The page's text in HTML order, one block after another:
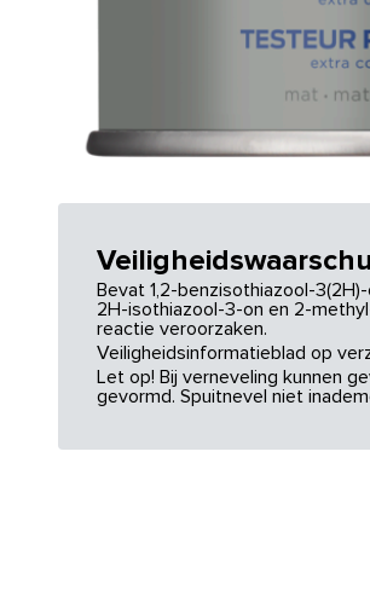
Bevat 1,2-benzisothiazool-
2H-isothiazool-3-on en 2-
reactie veroorzaken.
Veiligheidsinformatieblad op
Let op! Bij verneveling kunnen
gevormd. Spuitnevel niet